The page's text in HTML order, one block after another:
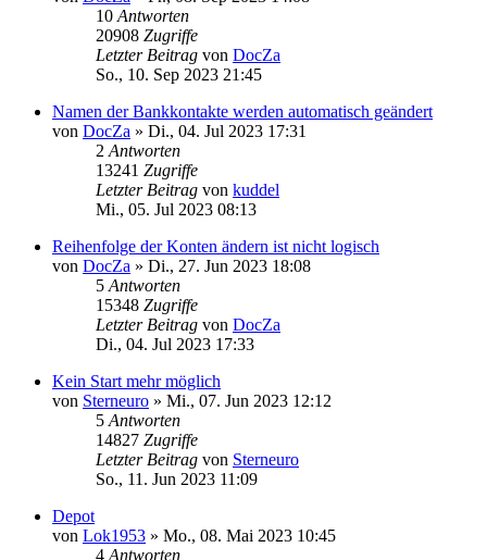
10 Antworten
20908 Zugriffe
Letzter Beitrag von DocZa
So., 10. Sep 2023 21:45
Namen der Bankkontakte werden automatisch geändert
von DocZa » Di., 04. Jul 2023 17:31
2 Antworten
13241 Zugriffe
Letzter Beitrag von kuddel
Mi., 05. Jul 2023 08:13
Reihenfolge der Konten ändern ist nicht logisch
von DocZa » Di., 27. Jun 2023 18:08
5 Antworten
15348 Zugriffe
Letzter Beitrag von DocZa
Di., 04. Jul 2023 17:33
Kein Start mehr möglich
von Sterneuro » Mi., 07. Jun 2023 12:12
5 Antworten
14827 Zugriffe
Letzter Beitrag von Sterneuro
So., 11. Jun 2023 11:09
Depot
von Lok1953 » Mo., 08. Mai 2023 10:45
4 Antworten